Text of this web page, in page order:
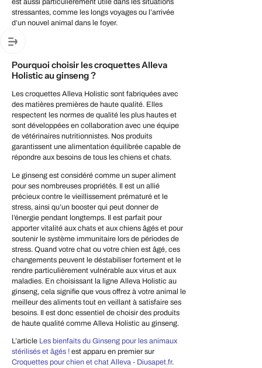
est aussi particulièrement utile dans les situations
stressantes, comme les longs voyages ou l’arrivée
d’un nouvel animal dans le foyer.
Pourquoi choisir les croquettes Alleva
Holistic au ginseng ?
Les croquettes Alleva Holistic sont fabriquées avec
des matières premières de haute qualité. Elles
respectent les normes de qualité les plus hautes et
sont développées en collaboration avec une équipe
de vétérinaires nutritionnistes. Nos produits
garantissent une alimentation équilibrée capable de
répondre aux besoins de tous les chiens et chats.
Le ginseng est considéré comme un super aliment
pour ses nombreuses propriétés. Il est un allié
précieux contre le vieillissement prématuré et le
stress, ainsi qu’un booster qui peut donner de
l’énergie pendant longtemps. Il est parfait pour
apporter vitalité aux chats et aux chiens âgés et pour
soutenir le système immunitaire lors de périodes de
stress. Quand votre chat ou votre chien est âgé, ces
changements peuvent le déstabiliser fortement et le
rendre particulièrement vulnérable aux virus et aux
maladies. En choisissant la ligne Alleva Holistic au
ginseng, cela signifie que vous offrez à votre animal le
meilleur des aliments tout en veillant à satisfaire ses
besoins. Il est donc essentiel de choisir des produits
de haute qualité comme Alleva Holistic au ginseng.
L’article Les bienfaits du Ginseng pour les animaux
stérilisés et âgés ! est apparu en premier sur
Croquettes pour chien et chat Alleva - Diusapet.fr.